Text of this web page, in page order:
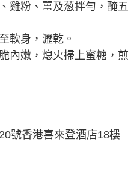
雞粉、薑及葱拌勻，醃五
軟身，瀝乾。
內嫩，熄火掃上蜜糖，煎
號香港喜來登酒店18樓